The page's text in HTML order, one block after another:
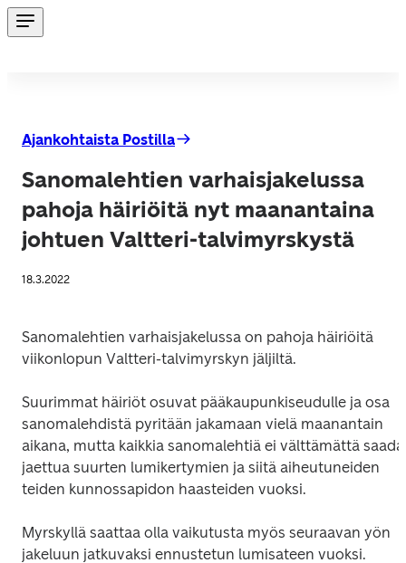
Ajankohtaista Postilla
Sanomalehtien varhaisjakelussa
pahoja häiriöitä nyt maanantaina
johtuen Valtteri-talvimyrskystä
18.3.2022
Sanomalehtien varhaisjakelussa on pahoja häiriöitä
viikonlopun Valtteri-talvimyrskyn jäljiltä.
Suurimmat häiriöt osuvat pääkaupunkiseudulle ja osa
sanomalehdistä pyritään jakamaan vielä maanantain
aikana, mutta kaikkia sanomalehtiä ei välttämättä saada
jaettua suurten lumikertymien ja siitä aiheutuneiden
teiden kunnossapidon haasteiden vuoksi.
Myrskyllä saattaa olla vaikutusta myös seuraavan yön
jakeluun jatkuvaksi ennustetun lumisateen vuoksi.